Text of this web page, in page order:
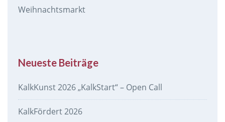
Weihnachtsmarkt
Neueste Beiträge
KalkKunst 2026 „KalkStart“ – Open Call
KalkFördert 2026